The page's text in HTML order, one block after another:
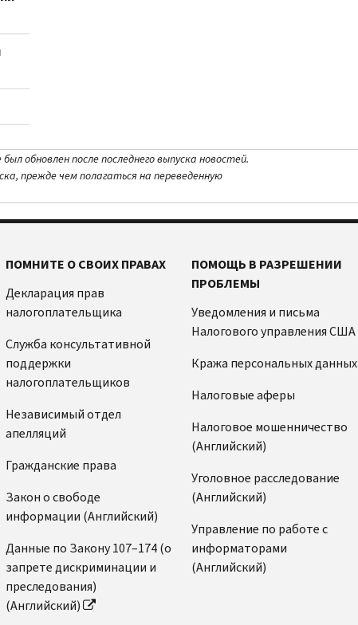
обновлен после последнего выпуска новостей.
прежде чем полагаться на переведенную
ПОМНИТЕ О СВОИХ ПРАВАХ
Декларация прав
налогоплательщика
Служба консультативной
поддержки
налогоплательщиков
Независимый отдел
апелляций
Гражданские права
Закон о свободе
информации (Английский)
Данные по Закону 107–174 (о
запрете дискриминации и
преследования)
(Английский)
ПОМОЩЬ В РАЗРЕШЕНИИ
ПРОБЛЕМЫ
Уведомления и письма
Налогового управления США
Кража персональных данных
Налоговые аферы
Налоговое мошенничество
(Английский)
Уголовное расследование
(Английский)
Управление по работе с
информаторами
(Английский)